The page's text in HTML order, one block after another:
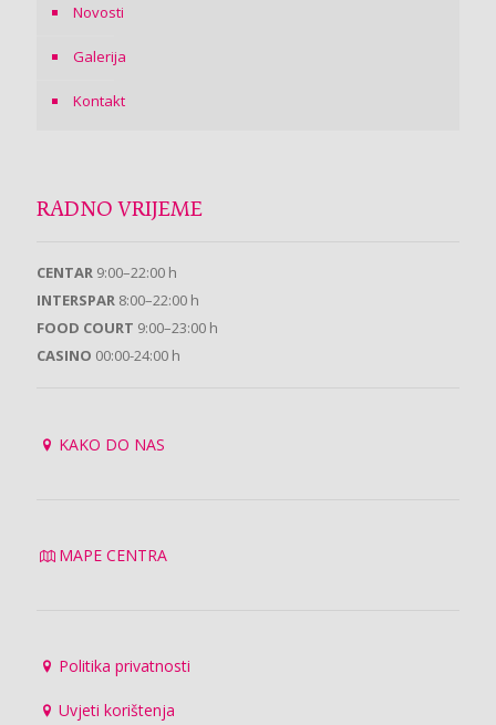
Novosti
Galerija
Kontakt
RADNO VRIJEME
CENTAR 9:00–22:00 h
INTERSPAR 8:00–22:00 h
FOOD COURT 9:00–23:00 h
CASINO 00:00-24:00 h
KAKO DO NAS
MAPE CENTRA
Politika privatnosti
Uvjeti korištenja